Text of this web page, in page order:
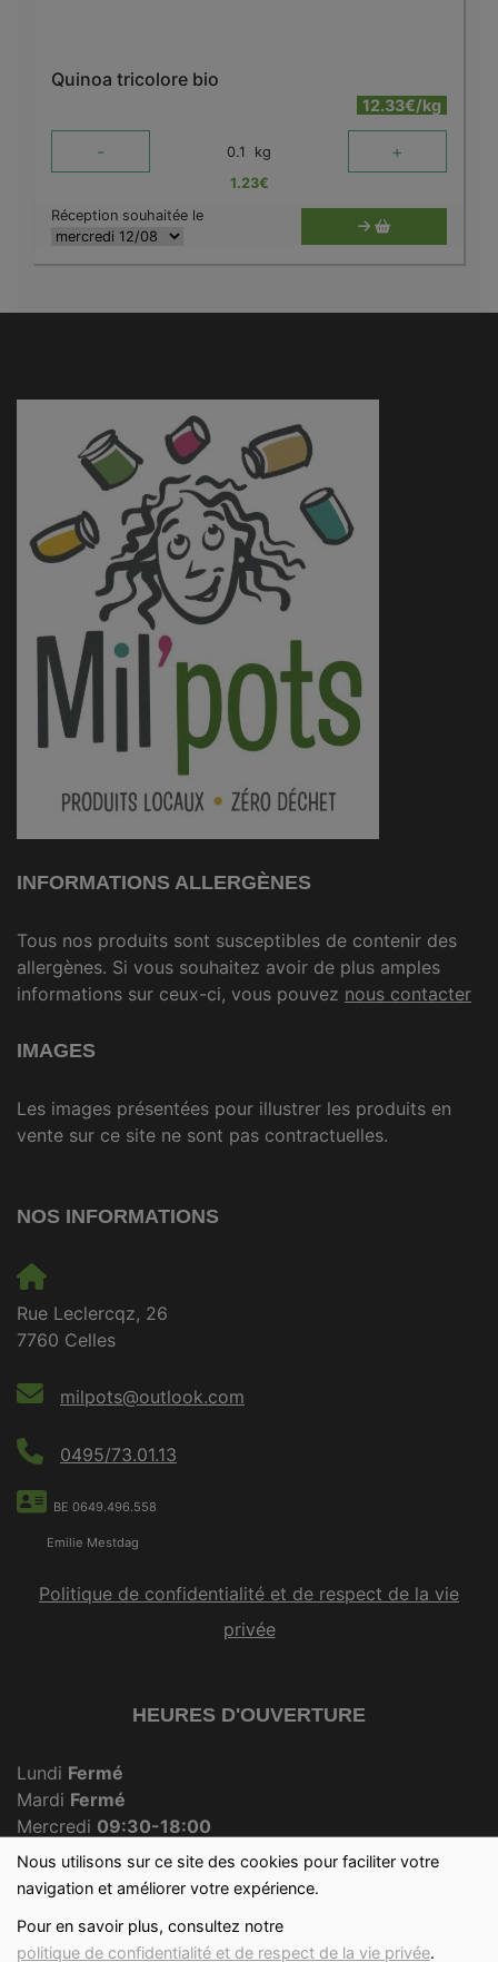
Nous utilisons sur ce site des cookies pour faciliter votre
navigation et améliorer votre expérience.
Pour en savoir plus, consultez notre
politique de confidentialité et de respect de la vie privée.
Quinoa tricolore bio
12.33€/kg
- 0.1 kg +
1.23€
Réception souhaitée le
INFORMATIONS ALLERGÈNES
Tous nos produits sont susceptibles de contenir des
allergènes. Si vous souhaitez avoir de plus amples
informations sur ceux-ci, vous pouvez nous contacter
IMAGES
Les images présentées pour illustrer les produits en
vente sur ce site ne sont pas contractuelles.
NOS INFORMATIONS
Rue Leclercqz, 26
7760 Celles
milpots@outlook.com
0495/73.01.13
BE 0649.496.558
Emilie Mestdag
Politique de confidentialité et de respect de la vie
privée
HEURES D'OUVERTURE
Lundi Fermé
Mardi Fermé
Mercredi 09:30-18:00
JeudiFermé
Vendredi 09:30-18:00
Dimanche09:30-12:00